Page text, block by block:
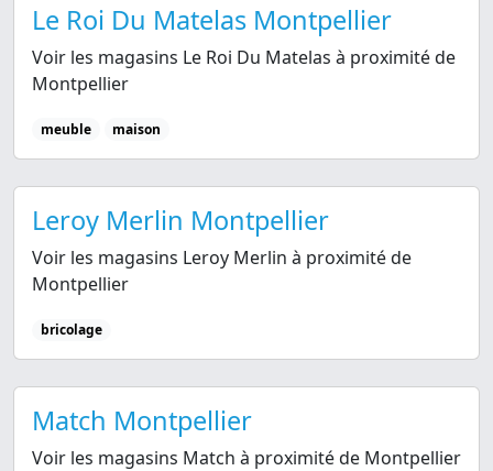
Le Roi Du Matelas Montpellier
Voir les magasins Le Roi Du Matelas à proximité de
Montpellier
meuble maison
Leroy Merlin Montpellier
Voir les magasins Leroy Merlin à proximité de
Montpellier
bricolage
Match Montpellier
Voir les magasins Match à proximité de Montpellier